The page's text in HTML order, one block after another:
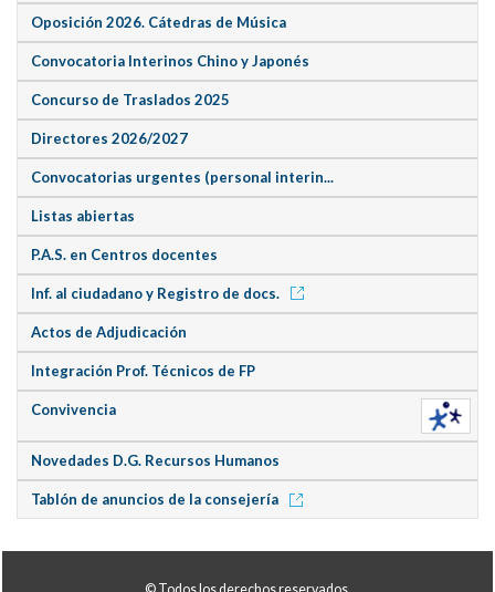
Oposición 2026. Cátedras de Música
Convocatoria Interinos Chino y Japonés
Concurso de Traslados 2025
Directores 2026/2027
Convocatorias urgentes (personal interin...
Listas abiertas
P.A.S. en Centros docentes
Inf. al ciudadano y Registro de docs.
Actos de Adjudicación
Integración Prof. Técnicos de FP
Convivencia
Novedades D.G. Recursos Humanos
Tablón de anuncios de la consejería